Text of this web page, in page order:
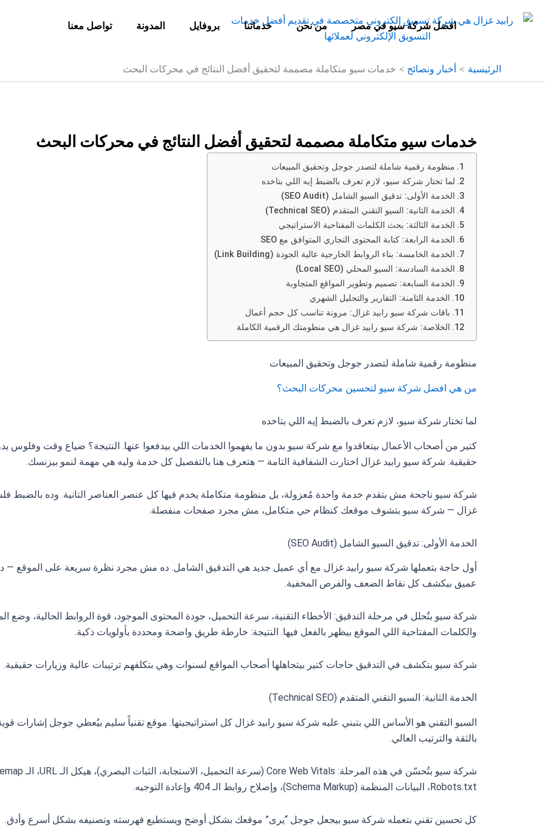
إلى
افضل شركة سيو في مصر من نحن خدماتنا بروفايل المدونة تواصل معنا
الرئيسية أخبار ونصائح خدمات سيو متكاملة مصممة لتحقيق أفضل النتائج في محركات البحث
خدمات سيو متكاملة مصممة لتحقيق أفضل النتائج في محركات البحث
منظومة رقمية شاملة لتصدر جوجل وتحقيق المبيعات
لما تختار شركة سيو، لازم تعرف بالضبط إيه اللي بتاخده
الخدمة الأولى: تدقيق السيو الشامل (SEO Audit)
الخدمة الثانية: السيو التقني المتقدم (Technical SEO)
الخدمة الثالثة: بحث الكلمات المفتاحية الاستراتيجي
الخدمة الرابعة: كتابة المحتوى التجاري المتوافق مع SEO
الخدمة الخامسة: بناء الروابط الخارجية عالية الجودة (Link Building)
الخدمة السادسة: السيو المحلي (Local SEO)
الخدمة السابعة: تصميم وتطوير المواقع المتجاوبة
الخدمة الثامنة: التقارير والتحليل الشهري
باقات شركة سيو رابيد غزال: مرونة تناسب كل حجم أعمال
الخلاصة: شركة سيو رابيد غزال هي منظومتك الرقمية الكاملة
منظومة رقمية شاملة لتصدر جوجل وتحقيق المبيعات
من هي افضل شركة سيو لتحسين محركات البحث؟
لما تختار شركة سيو، لازم تعرف بالضبط إيه اللي بتاخده
كتير من أصحاب الأعمال بيتعاقدوا مع شركة سيو بدون ما يفهموا الخدمات اللي بيدفعوا عنها. النتيجة؟ ضياع وقت وفلوس
حقيقية. شركة سيو رابيد غزال اختارت الشفافية التامة — هتعرف هنا بالتفصيل كل خدمة وليه هي مهمة لنمو بيزنسك.
شركة سيو ناجحة مش بتقدم خدمة واحدة مُعزولة، بل منظومة متكاملة يخدم فيها كل عنصر العناصر التانية. وده بالضبط
غزال — شركة سيو بتشوف موقعك كنظام حي متكامل، مش مجرد صفحات منفصلة.
الخدمة الأولى: تدقيق السيو الشامل (SEO Audit)
أول حاجة بتعملها شركة سيو رابيد غزال مع أي عميل جديد هي التدقيق الشامل. ده مش مجرد نظرة سريعة على الموقع —
عميق بيكشف كل نقاط الضعف والفرص المخفية.
شركة سيو بتُحلل في مرحلة التدقيق: الأخطاء التقنية، سرعة التحميل، جودة المحتوى الموجود، قوة الروابط الحالية، وضع
والكلمات المفتاحية اللي الموقع بيظهر بالفعل فيها. النتيجة: خارطة طريق واضحة ومحددة بأولويات ذكية.
شركة سيو بتكشف في التدقيق حاجات كتير بيتجاهلها أصحاب المواقع لسنوات وهي بتكلفهم ترتيبات عالية وزيارات حقيقية.
الخدمة الثانية: السيو التقني المتقدم (Technical SEO)
السيو التقني هو الأساس اللي بتبني عليه شركة سيو رابيد غزال كل استراتيجيتها. موقع تقنياً سليم بيُعطي جوجل إشارات
بالثقة والترتيب العالي.
Robots.txt، البيانات المنظمة (Schema Markup)، وإصلاح روابط الـ 404 وإعادة التوجيه.
كل تحسين تقني بتعمله شركة سيو بيجعل جوجل “يرى” موقعك بشكل أوضح ويستطيع فهرسته وتصنيفه بشكل أسرع وأدق.